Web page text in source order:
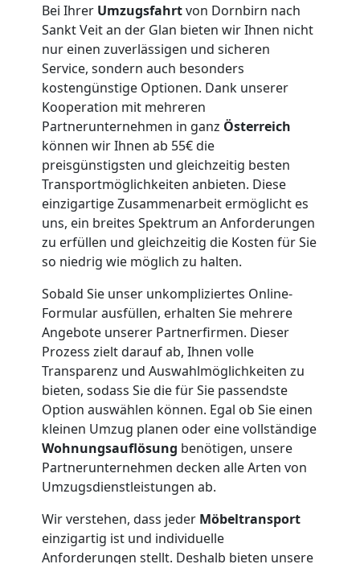
Bei Ihrer Umzugsfahrtvon Dornbirn nach
Sankt Veit an der Glan bieten wir Ihnen nicht
nur einen zuverlässigen und sicheren
Service, sondern auch besonders
kostengünstige Optionen. Dank unserer
Kooperation mit mehreren
Partnerunternehmen in ganz Österreich
können wir Ihnen ab 55€ die
preisgünstigsten und gleichzeitig besten
Transportmöglichkeiten anbieten. Diese
einzigartige Zusammenarbeit ermöglicht es
uns, ein breites Spektrum an Anforderungen
zu erfüllen und gleichzeitig die Kosten für Sie
so niedrig wie möglich zu halten.
Sobald Sie unser unkompliziertes Online-
Formular ausfüllen, erhalten Sie mehrere
Angebote unserer Partnerfirmen. Dieser
Prozess zielt darauf ab, Ihnen volle
Transparenz und Auswahlmöglichkeiten zu
bieten, sodass Sie die für Sie passendste
Option auswählen können. Egal ob Sie einen
kleinen Umzug planen oder eine vollständige
Wohnungsauflösung benötigen, unsere
Partnerunternehmen decken alle Arten von
Umzugsdienstleistungen ab.
Wir verstehen, dass jeder Möbeltransport
einzigartig ist und individuelle
Anforderungen stellt. Deshalb bieten unsere
LKW
Möbellift
Dornbirn
Übersiedlung
Dornbirn
Klaviertransport
Dornbirn
Privatumzug
Dornbirn
Tresortransport